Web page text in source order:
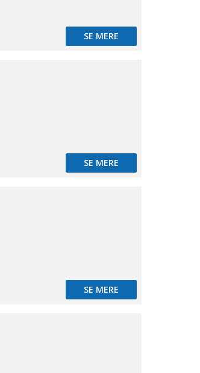
SE MERE
SE MERE
SE MERE